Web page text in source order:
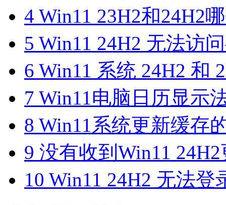
4 Win11 23H2和24H2
5 Win11 24H2 无法访
6 Win11 系统 24H2 和
7 Win11电脑日历显示
8 Win11系统更新缓存
9 没有收到Win11
10 Win11 24H2 无法